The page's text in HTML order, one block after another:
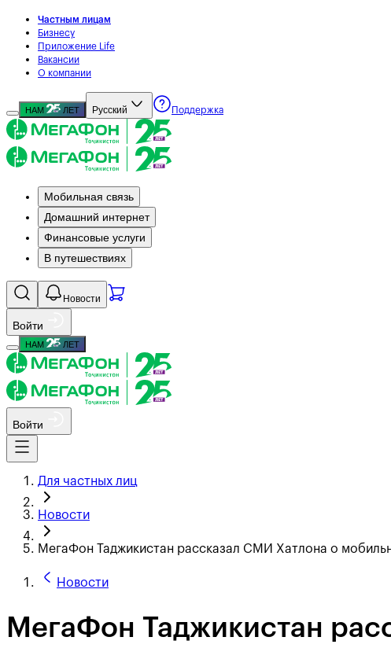
Частным лицам
Бизнесу
Приложение Life
Вакансии
О компании
НАМ ЛЕТ Русский Поддержка
Мобильная связь
Домашний интернет
Финансовые услуги
В путешествиях
Новости
Войти
НАМ ЛЕТ
Войти
Для частных лиц
Новости
МегаФон Таджикистан рассказал СМИ Хатлона о
Новости
МегаФон Таджикистан